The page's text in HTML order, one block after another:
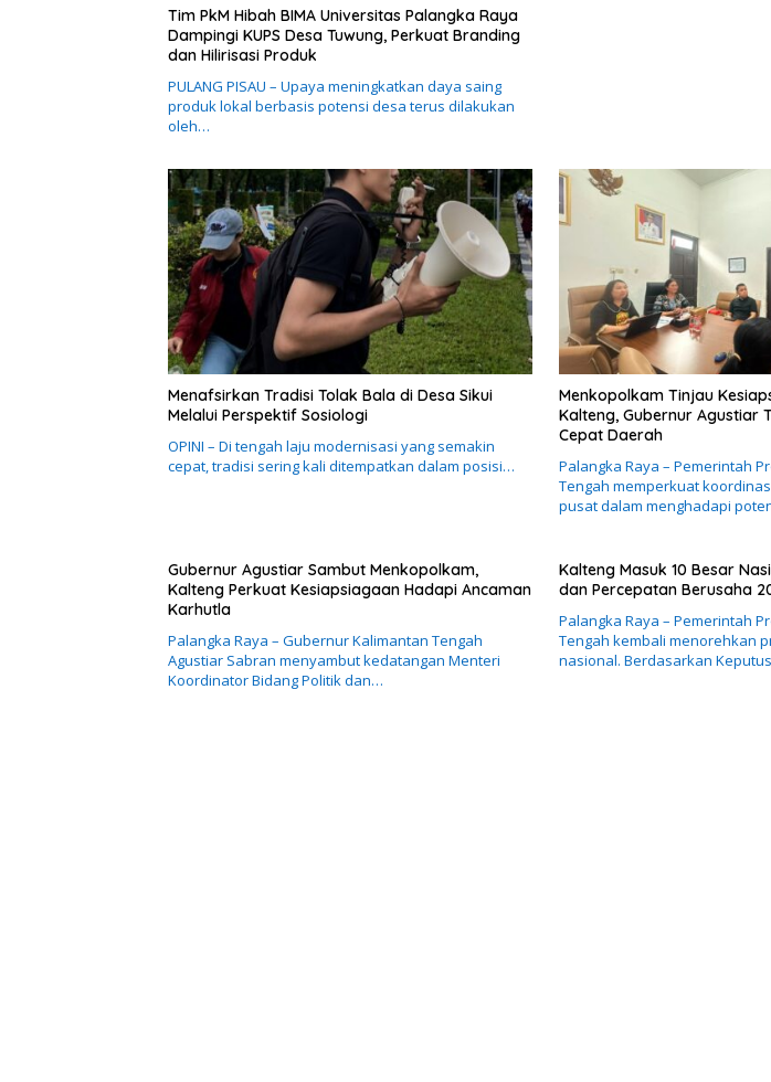
Tim PkM Hibah BIMA Universitas Palangka Raya
Dampingi KUPS Desa Tuwung, Perkuat Branding
dan Hilirisasi Produk
PULANG PISAU – Upaya meningkatkan daya saing
produk lokal berbasis potensi desa terus dilakukan
oleh…
Menafsirkan Tradisi Tolak Bala di Desa Sikui
Melalui Perspektif Sosiologi
OPINI – Di tengah laju modernisasi yang semakin
cepat, tradisi sering kali ditempatkan dalam posisi…
Menkopolkam Tinjau
Kalteng, Gubernur Agustiar
Cepat Daerah
Palangka Raya – Pemerintah
Tengah memperkuat
pusat dalam menghadapi
Gubernur Agustiar Sambut Menkopolkam,
Kalteng Perkuat Kesiapsiagaan Hadapi Ancaman
Karhutla
Palangka Raya – Gubernur Kalimantan Tengah
Agustiar Sabran menyambut kedatangan Menteri
Koordinator Bidang Politik dan…
Kalteng Masuk 10 Besar
dan Percepatan Berusaha
Palangka Raya – Pemerintah
Tengah kembali menorehkan
nasional. Berdasarkan